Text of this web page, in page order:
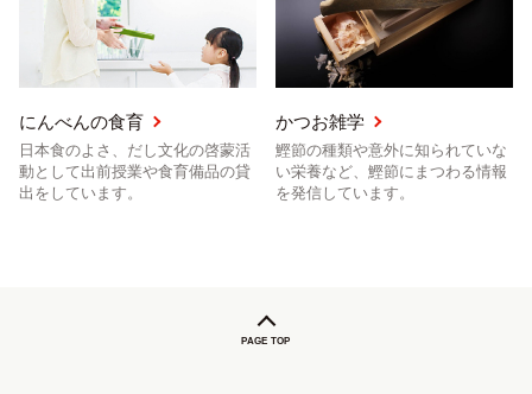
にんべんの食育
日本食のよさ、だし文化の啓蒙活
動として出前授業や食育備品の貸
出をしています。
かつお雑学
鰹節の種類や意外に知られていな
い栄養など、鰹節にまつわる情報
を発信しています。
PAGE TOP